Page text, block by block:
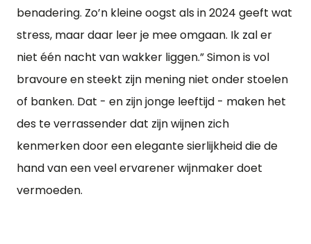
benadering. Zo’n kleine oogst als in 2024 geeft wat
stress, maar daar leer je mee omgaan. Ik zal er
niet één nacht van wakker liggen.” Simon is vol
bravoure en steekt zijn mening niet onder stoelen
of banken. Dat - en zijn jonge leeftijd - maken het
des te verrassender dat zijn wijnen zich
kenmerken door een elegante sierlijkheid die de
hand van een veel ervarener wijnmaker doet
vermoeden.